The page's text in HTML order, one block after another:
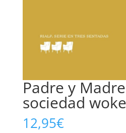
Padre y
sociedad woke
12,95€